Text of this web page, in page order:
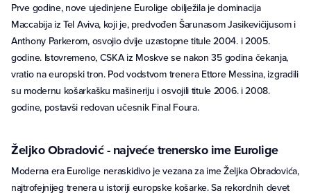
Prve godine, nove ujedinjene Eurolige obilježila je dominacija
Maccabija iz Tel Aviva, koji je, predvođen Šarunasom Jasikevičijusom i
Anthony Parkerom, osvojio dvije uzastopne titule 2004. i 2005.
godine. Istovremeno, CSKA iz Moskve se nakon 35 godina čekanja,
vratio na europski tron. Pod vodstvom trenera Ettore Messina, izgradili
su modernu košarkašku mašineriju i osvojili titule 2006. i 2008.
godine, postavši redovan učesnik Final Foura.
Željko Obradović - najveće trenersko ime Eurolige
Moderna era Eurolige neraskidivo je vezana za ime Željka Obradovića,
najtrofejnijeg trenera u istoriji europske košarke. Sa rekordnih devet